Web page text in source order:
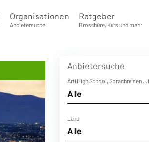
Organisationen
Anbietersuche
Ratgeber
Broschüre, Kurs und mehr
Anbietersuche
Art (High School, Sprachreisen ...)
Land